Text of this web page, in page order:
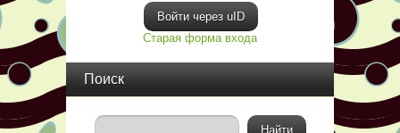
Войти через uID
Старая форма входа
Поиск